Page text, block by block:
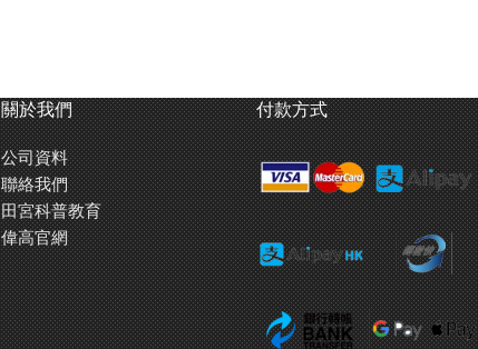
關於我們
公司資料
聯絡我們
田宮科普教育
偉高官網
付款方式